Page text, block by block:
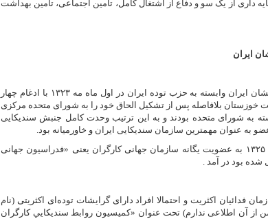
از یک سو و دفاع از اشتغال کامل، تأمین اجتماعی، تأمین بهداشت
ایران
شورای متحده مرکزی اتحادیه‌های کارگران و زحمتکشان ایران وابسته به حزب توده ایران در اول ماه مه ۱۳۲۳ با ادغام چهار
خوزستان بلافاصله پس از تشکیل الحاق خود را به شورای متحده مرکزی
۶۰ اتحادیه کارگری وابسته به شورای متحده بودند و به این ترتیب وحدت کامل جنبش سندیکایی
این تشکل عظیم سندیکایی کارگران ایران در سال ۱۳۲۵ به عضویت یگانه سازمان جهانی کارگران یعنی «فدراسیون جهانی
فدائیان اکثریت و احتمالا افراد دارای گرایشات توده‌ای اکثریتی (نام
از آن اطلاعی ندارم) تحت عنوان «كميسيون روابط سنديكايي كارگران